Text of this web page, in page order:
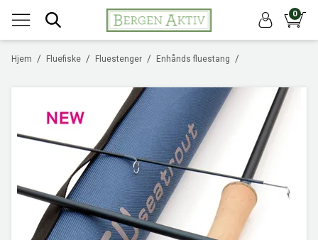
0
/
Hjem /
Fluefiske /
Fluestenger /
Enhånds fluestang